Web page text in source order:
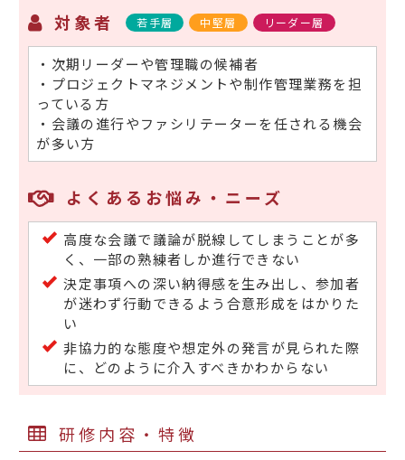
対象者 若手層 中堅層 リーダー層
・次期リーダーや管理職の候補者
・プロジェクトマネジメントや制作管理業務を担
っている方
・会議の進行やファシリテーターを任される機会
が多い方
よくあるお悩み・ニーズ
高度な会議で議論が脱線してしまうことが多
く、一部の熟練者しか進行できない
決定事項への深い納得感を生み出し、参加者
が迷わず行動できるよう合意形成をはかりた
い
非協力的な態度や想定外の発言が見られた際
に、どのように介入すべきかわからない
研修内容・特徴